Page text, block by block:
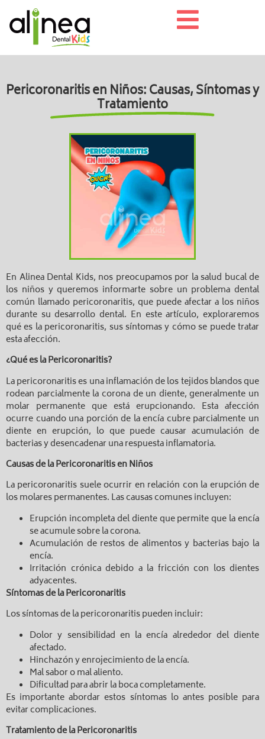
Pericoronaritis en Niños: Causas, Síntomas y
Tratamiento
En Alinea Dental Kids, nos preocupamos por la salud bucal de
los niños y queremos informarte sobre un problema dental
común llamado pericoronaritis, que puede afectar a los niños
durante su desarrollo dental. En este artículo, exploraremos
qué es la pericoronaritis, sus síntomas y cómo se puede tratar
esta afección.
¿Qué es la Pericoronaritis?
La pericoronaritis es una inflamación de los tejidos blandos que
rodean parcialmente la corona de un diente, generalmente un
molar permanente que está erupcionando. Esta afección
ocurre cuando una porción de la encía cubre parcialmente un
diente en erupción, lo que puede causar acumulación de
bacterias y desencadenar una respuesta inflamatoria.
Causas de la Pericoronaritis en Niños
La pericoronaritis suele ocurrir en relación con la erupción de
los molares permanentes. Las causas comunes incluyen:
Erupción incompleta del diente que permite que la encía
se acumule sobre la corona.
Acumulación de restos de alimentos y bacterias bajo la
encía.
Irritación crónica debido a la fricción con los dientes
adyacentes.
Síntomas de la Pericoronaritis
Los síntomas de la pericoronaritis pueden incluir:
Dolor y sensibilidad en la encía alrededor del diente
afectado.
Hinchazón y enrojecimiento de la encía.
Mal sabor o mal aliento.
Dificultad para abrir la boca completamente.
Es importante abordar estos síntomas lo antes posible para
evitar complicaciones.
Tratamiento de la Pericoronaritis